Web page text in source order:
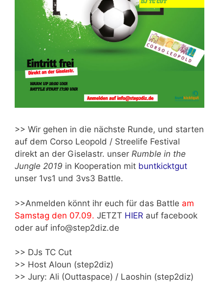
>> Wir gehen in die nächste Runde, und starten
auf dem Corso Leopold / Streelife Festival
direkt an der Giselastr. unser Rumble in the
Jungle 2019 in Kooperation mit buntkicktgut
unser 1vs1 und 3vs3 Battle.
>>Anmelden könnt ihr euch für das Battle am
Samstag den 07.09. JETZT HIER auf facebook
oder auf info@step2diz.de
>> DJs TC Cut
>> Host Aloun (step2diz)
>> Jury: Ali (Outtaspace) / Laoshin (step2diz)